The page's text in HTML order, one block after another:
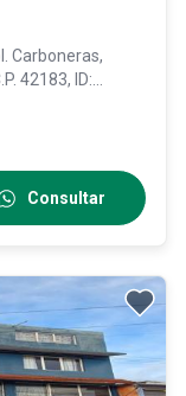
Carboneras,
42183, ID:
Consultar